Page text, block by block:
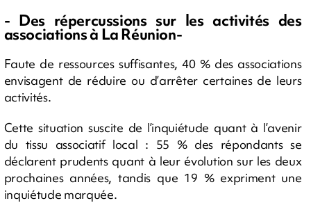
- Des répercussions sur les activités des
associations à La Réunion-
Faute de ressources suffisantes, 40 % des associations
envisagent de réduire ou d’arrêter certaines de leurs
activités.
Cette situation suscite de l’inquiétude quant à l’avenir
du tissu associatif local : 55 % des répondants se
déclarent prudents quant à leur évolution sur les deux
prochaines années, tandis que 19 % expriment une
inquiétude marquée.